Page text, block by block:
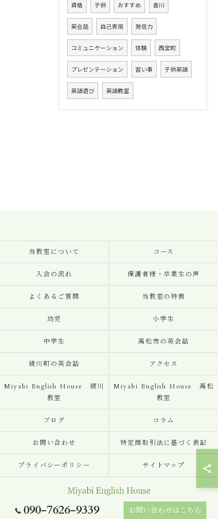
資格 子供 おすすめ 香川
英会話 自己表現 発信力
コミュニケーション 体験 西宝町
プレゼンテーション 習い事 子供英語
英語遊び 英語教室
090-7626-9339 お問い合わせはこちら
当教室について コース
入会の流れ 保護者様・卒業生の声
よくあるご質問 当教室の特徴
幼児 小学生
中学生 高松市の英会話
綾川町の英会話 アクセス
Miyabi English House 綾川
教室
Miyabi English House 高松
教室
ブログ コラム
お問い合わせ 特定商取引法に基づく表記
プライバシーポリシー サイトマップ
© 2026 香川の英会話ならMiyabi English House ALL RIGHTS RESERVED.